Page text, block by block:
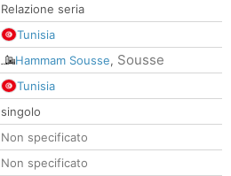
Relazione seria
Tunisia
Hammam Sousse, Sousse
Tunisia
singolo
Non specificato
Non specificato